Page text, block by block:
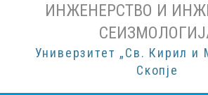
ИНЖЕНЕРСТВО И
Универзитет „Св. Кирил и
Скопје